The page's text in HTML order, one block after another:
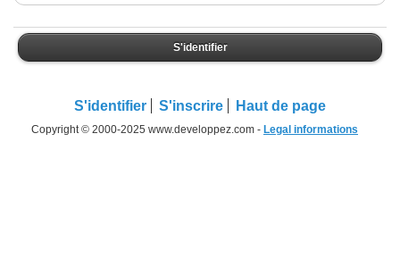
S'identifier
S'identifier S'inscrire Haut de page
Copyright © 2000-2025 www.developpez.com - Legal informations